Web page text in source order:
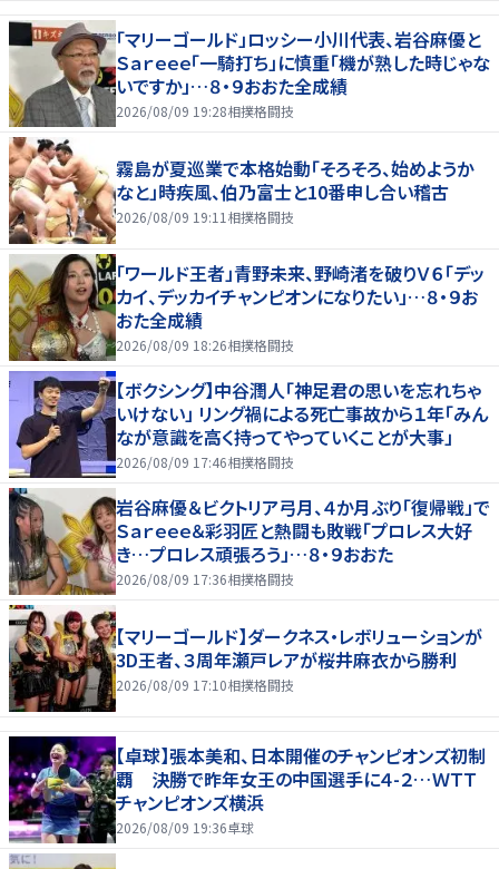
「マリーゴールド」ロッシー小川代表、岩谷麻優と
Ｓａｒｅｅｅ「一騎打ち」に慎重「機が熟した時じゃな
いですか」…８・９おおた全成績
2026/08/09 19:28相撲格闘技
霧島が夏巡業で本格始動「そろそろ、始めようか
なと」時疾風、伯乃富士と10番申し合い稽古
2026/08/09 19:11 相撲格闘技
「ワールド王者」青野未来、野崎渚を破りＶ６「デッ
カイ、デッカイチャンピオンになりたい」…８・９お
おた全成績
2026/08/09 18:26相撲格闘技
【ボクシング】中谷潤人「神足君の思いを忘れちゃ
いけない」 リング禍による死亡事故から１年「みん
なが意識を高く持ってやっていくことが大事」
2026/08/09 17:46相撲格闘技
岩谷麻優＆ビクトリア弓月、４か月ぶり「復帰戦」で
Ｓａｒｅｅｅ＆彩羽匠と熱闘も敗戦「プロレス大好
き…プロレス頑張ろう」…８・９おおた
2026/08/09 17:36相撲格闘技
【マリーゴールド】ダークネス・レボリューションが
3D王者、３周年瀬戸レアが桜井麻衣から勝利
2026/08/09 17:10相撲格闘技
【卓球】張本美和、日本開催のチャンピオンズ初制
覇 決勝で昨年女王の中国選手に４-２…ＷＴＴ
チャンピオンズ横浜
2026/08/09 19:36卓球